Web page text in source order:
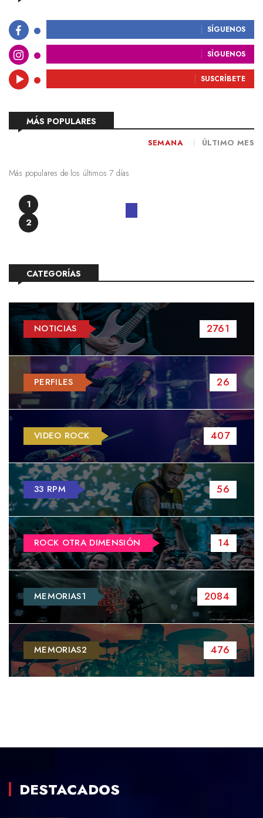
SÍGUENOS
SÍGUENOS
SUSCRÍBETE
MÁS POPULARES
SEMANA ÚLTIMO MES
Más populares de los últimos 7 días
1
2
CATEGORÍAS
NOTICIAS 2761
PERFILES 26
VIDEO ROCK 407
33 RPM 56
ROCK OTRA DIMENSIÓN 14
MEMORIAS1 2084
MEMORIAS2 476
DESTACADOS